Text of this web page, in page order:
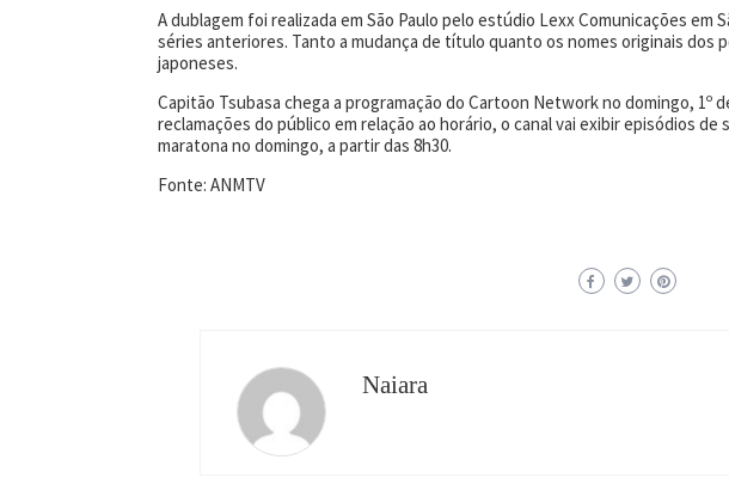
A dublagem foi realizada em São Paulo pelo estúdio Lexx Comunicações em
séries anteriores. Tanto a mudança de título quanto os nomes originais dos
japoneses.
Capitão Tsubasa chega a programação do Cartoon Network no domingo, 1º
reclamações do público em relação ao horário, o canal vai exibir episódios de
maratona no domingo, a partir das 8h30.
Fonte: ANMTV
Naiara